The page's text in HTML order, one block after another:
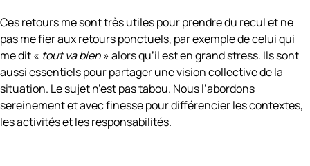
Ces retours me sont très utiles pour prendre du recul et ne
pas me fier aux retours ponctuels, par exemple de celui qui
me dit « tout va bien» alors qu’il est en grand stress. Ils sont
aussi essentiels pour partager une vision collective de la
situation. Le sujet n’est pas tabou. Nous l’abordons
sereinement et avec finesse pour différencier les contextes,
les activités et les responsabilités.